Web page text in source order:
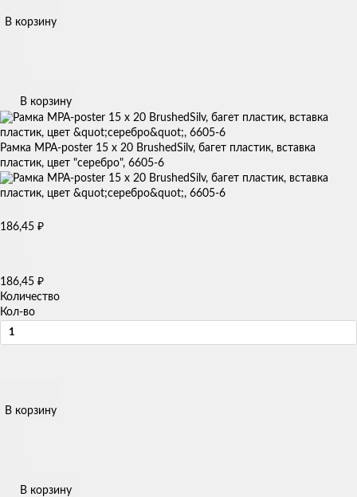
В корзину
В корзину
Рамка MPA-poster 15 х 20 BrushedSilv, багет пластик, вставка
пластик, цвет "серебро", 6605-6
186,45 ₽
186,45 ₽
Количество
Кол-во
В корзину
В корзину